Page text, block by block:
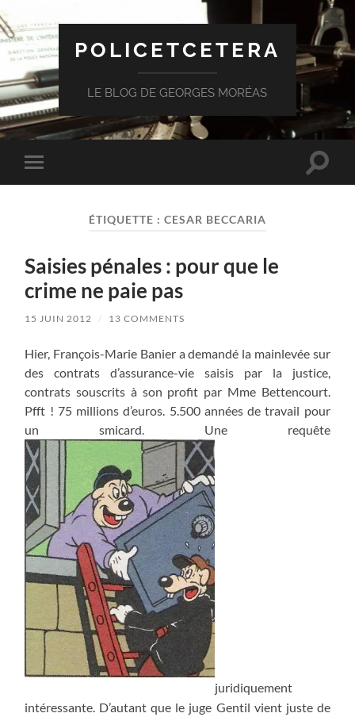
POLICETCETERA
LE BLOG DE GEORGES MORÉAS
Toggle
mobile
Toggle
ÉTIQUETTE : CESAR BECCARIA
Saisies pénales : pour que le
crime ne paie pas
15 JUIN 2012 / 13 COMMENTS
Hier, François-Marie Banier a demandé la mainlevée sur
des contrats d’assurance-vie saisis par la justice,
contrats souscrits à son profit par Mme Bettencourt.
Pfft ! 75 millions d’euros. 5.500 années de travail pour
un smicard. Une requête
juridiquement
intéressante. D’autant que le juge Gentil vient juste de